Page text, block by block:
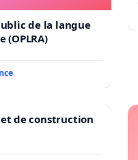
de la langue
(OPLRA)
de construction